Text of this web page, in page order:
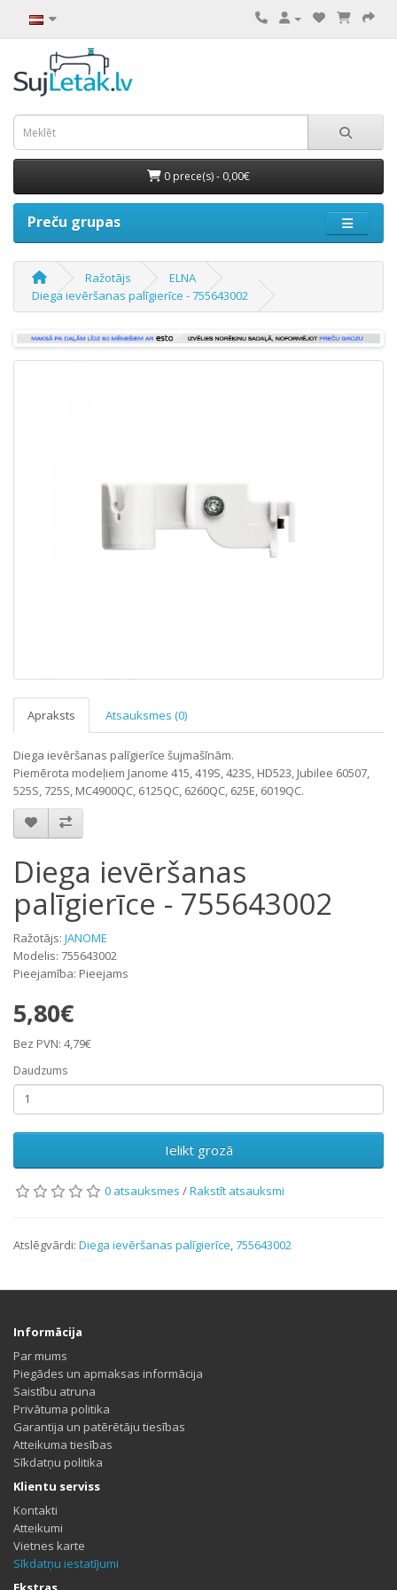
0 prece(s) - 0,00€
Preču grupas
Ražotājs
ELNA
Diega ievēršanas palīgierīce - 755643002
Apraksts Atsauksmes (0)
Diega ievēršanas palīgierīce šujmašīnām.
Piemērota modeļiem Janome 415, 419S, 423S, HD523, Jubilee 60507,
525S, 725S, MC4900QC, 6125QC, 6260QC, 625E, 6019QC.
Diega ievēršanas
palīgierīce - 755643002
Ražotājs: JANOME
Modelis: 755643002
Pieejamība: Pieejams
5,80€
Bez PVN: 4,79€
Daudzums
Ielikt grozā
0 atsauksmes /Rakstīt atsauksmi
Atslēgvārdi: Diega ievēršanas palīgierīce,755643002
Informācija
Par mums
Piegādes un apmaksas informācija
Saistību atruna
Privātuma politika
Garantija un patērētāju tiesības
Atteikuma tiesības
Sīkdatņu politika
Klientu serviss
Kontakti
Atteikumi
Vietnes karte
Sīkdatņu iestatījumi